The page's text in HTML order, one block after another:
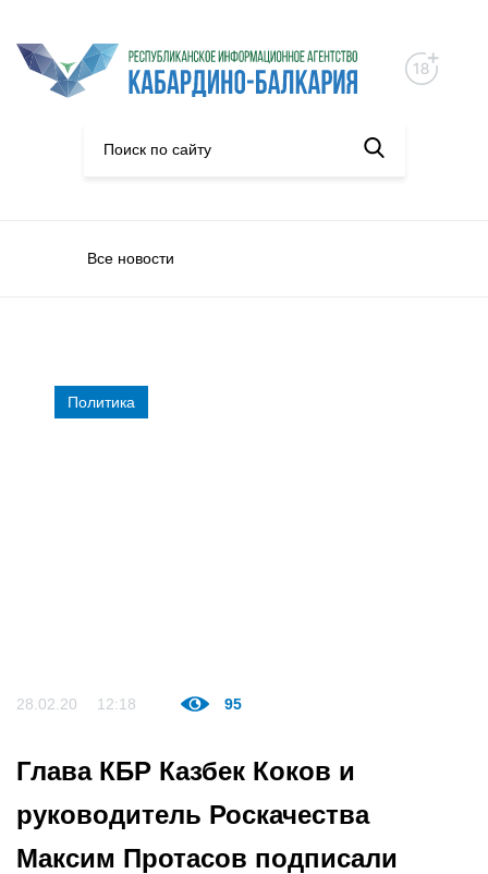
Все новости
Политика
28.02.20 12:18 95
Глава КБР Казбек Коков и
руководитель Роскачества
Максим Протасов подписали